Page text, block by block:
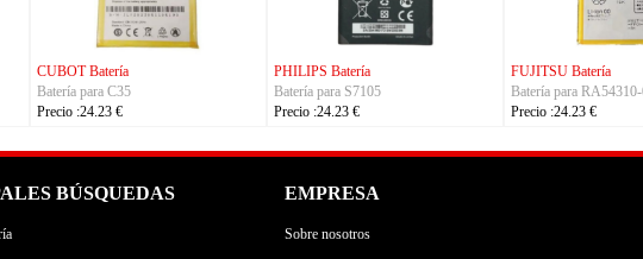
RA54310-0102
Batería para RA54310-0101
Batería para RA07503-1091
BÚSQUEDAS EMPRESA
Sobre nosotros